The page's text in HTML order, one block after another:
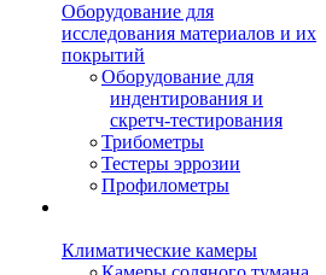
Оборудование для
исследования материалов и их
покрытий
Оборудование для
индентирования и
скретч-тестирования
Трибометры
Тестеры эррозии
Профилометры
Климатические камеры